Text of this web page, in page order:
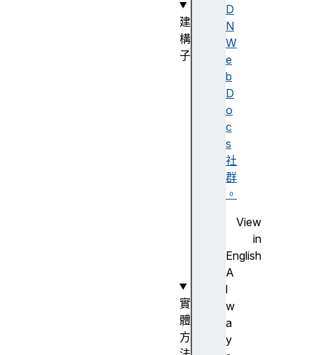
D
N
W
e
b
D
o
c
s
社
群
。
View
in
English
A
l
w
a
y
建
構
子
實
體
方